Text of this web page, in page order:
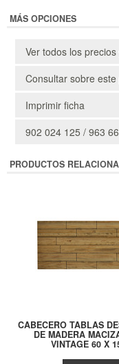
MÁS OPCIONES
Ver todos los
Consultar sobre
Imprimir ficha
902 024 125 / 963
PRODUCTOS
CABECERO TABLAS
DE MADERA
VINTAGE 60 X